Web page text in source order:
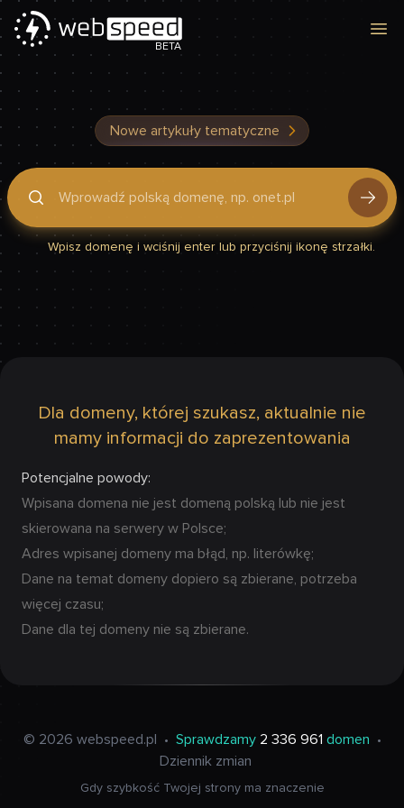
BETA
Nowe artykuły tematyczne
Podaj domenę, by sprawdzić, czy Twoja strona jest szybka
Wpisz domenę i wciśnij enter lub przyciśnij ikonę strzałki.
Dla domeny, której szukasz, aktualnie nie
mamy informacji do zaprezentowania
Potencjalne powody:
Wpisana domena nie jest domeną polską lub nie jest
skierowana na serwery w Polsce;
Adres wpisanej domeny ma błąd, np. literówkę;
Dane na temat domeny dopiero są zbierane, potrzeba
więcej czasu;
Dane dla tej domeny nie są zbierane.
© 2026 webspeed.pl • Sprawdzamy 2 336 961 domen
•
Dziennik zmian
Gdy szybkość Twojej strony ma znaczenie